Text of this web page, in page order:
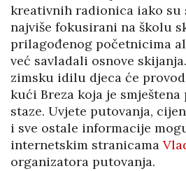
kreativnih radionica iako su
najviše fokusirani na školu
prilagođenog početnicima
već savladali osnove
zimsku idilu djeca će
kući Breza koja je smještena
staze. Uvjete putovanja,
i sve ostale informacije
internetskim stranicama
organizatora putovanja.